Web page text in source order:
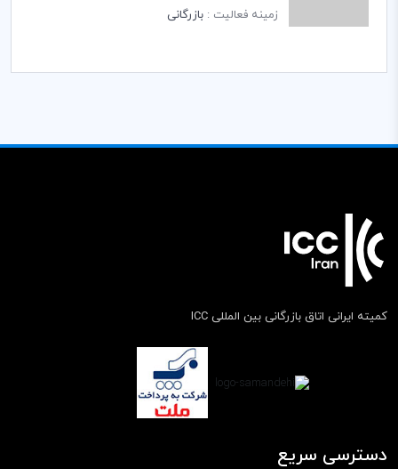
زمینه فعالیت : بازرگانی
کمیته ایرانی اتاق بازرگانی بین المللی ICC
دسترسی سریع